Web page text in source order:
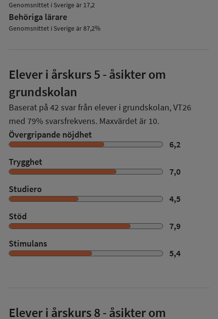
Genomsnittet i Sverige är 17,2
Behöriga lärare
Genomsnittet i Sverige är 87,2%
Elever i årskurs 5 - åsikter om
grundskolan
Baserat på 42 svar från elever i grundskolan,VT26
med 79% svarsfrekvens. Maxvärdet är 10.
Övergripande nöjdhet
6,2
Trygghet
7,0
Studiero
4,5
Stöd
7,9
Stimulans
5,4
Elever i årskurs 8- åsikter om